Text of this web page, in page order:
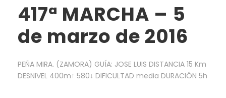
417ª MARCHA – 5
de marzo de 2016
PEÑA MIRA. (ZAMORA) GUÍA: JOSE LUIS DISTANCIA 15 Km
DESNIVEL 400m↑ 580↓ DIFICULTAD media DURACIÓN 5h